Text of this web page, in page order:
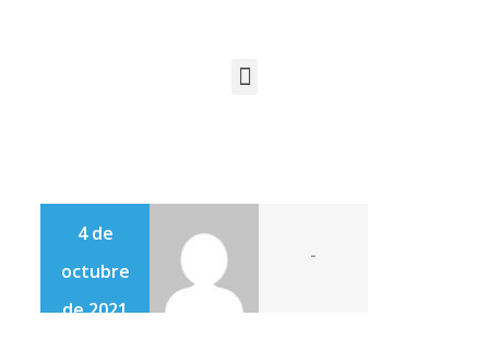
4 de
octubre
de 2021
-